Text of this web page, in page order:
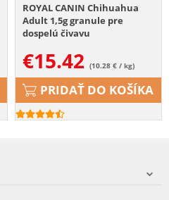
ROYAL CANIN Chihuahua
Adult 1,5g granule pre
dospelú čivavu
€15.42 (10.28 € / kg)
PRIDAŤ DO KOŠÍKA